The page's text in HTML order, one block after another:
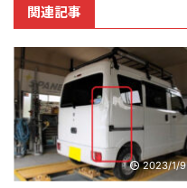
関連記事
2023/1/9